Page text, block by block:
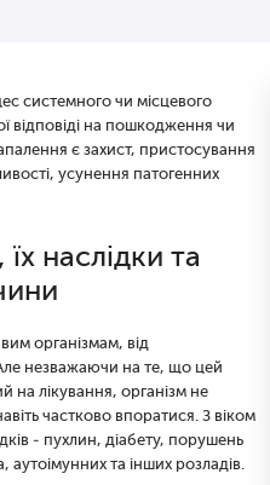
системного чи місцевого
відповіді на пошкодження чи
є захист, пристосування
усунення патогенних
наслідки та
організмам, від
незважаючи на те, що цей
на лікування, організм не
частково впоратися. З віком
- пухлин, діабету, порушень
та інших розладів.